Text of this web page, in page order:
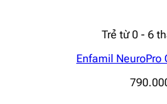
Trẻ từ 0 - 6
Enfamil NeuroPro